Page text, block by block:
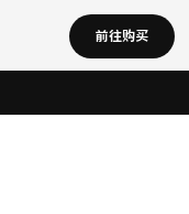
前往购买